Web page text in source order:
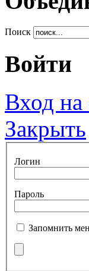
Поиск
Войти
Вход на
Закрыть
Логин
Пароль
Запомнить